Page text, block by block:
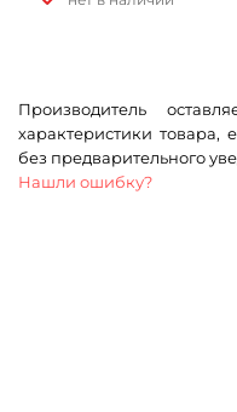
Производитель
характеристики товара,
без предварительного
Нашли ошибку?